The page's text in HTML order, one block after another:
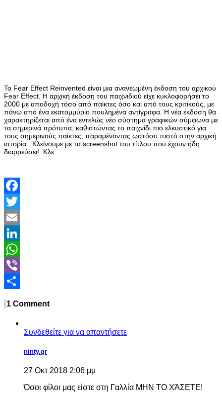
Το Fear Effect Reinvented είναι μια ανανεωμένη έκδοση του αρχικού
Fear Effect. Η αρχική έκδοση του παιχνιδιού είχε κυκλοφορήσει το
2000 με αποδοχή τόσο από παίκτες όσο και από τους κριτικούς, με
πάνω από ένα εκατομμύριο πουλημένα αντίγραφα. Η νέα έκδοση θα
χαρακτηρίζεται από ένα εντελώς νέο σύστημα γραφικών σύμφωνα με
τα σημερινά πρότυπα, καθιστώντας το παιχνίδι πιο ελκυστικό για
τους σημερινούς παίκτες, παραμένοντας ωστόσο πιστό στην αρχική
ιστορία. Κλείνουμε με τα screenshot του τίτλου που έχουν ήδη
διαρρεύσει!
Κλε
Facebook
Twitter
Email
LinkedIn
WhatsApp
Viber
1 Comment
Συνδεθείτε για να απαντήσετε
ninty.gr
27 Οκτ 2018 2:06 μμ
Όσοι φίλοι μας είστε στη Γαλλία ΜΗΝ ΤΟ ΧΆΣΕΤΕ!